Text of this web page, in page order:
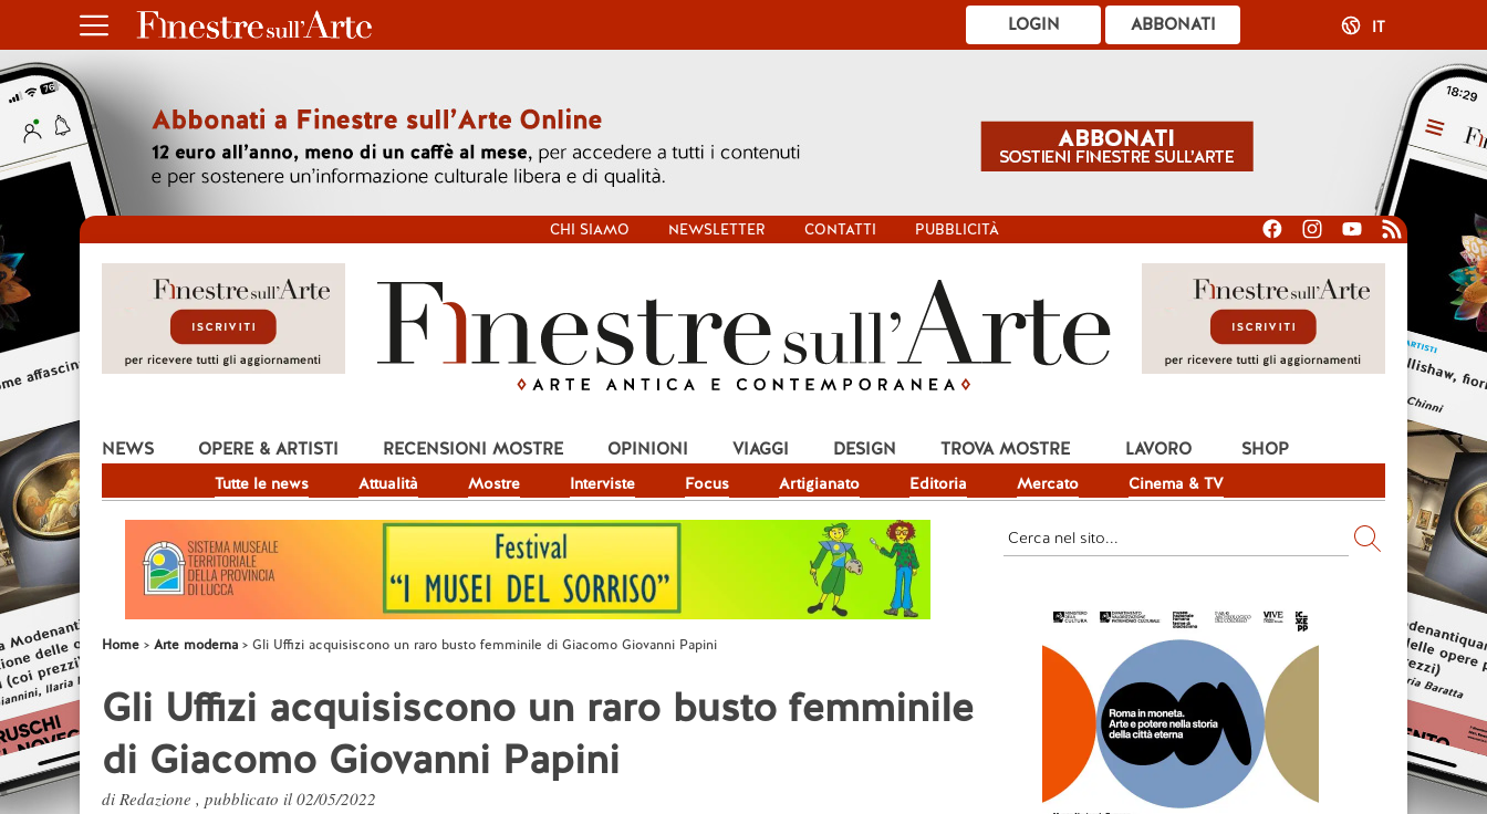
ABBONATI
LOGIN IT
CHI SIAMO NEWSLETTER CONTATTI PUBBLICITÀ
NEWS
Tutte le news Attualità Mostre Interviste Focus Artigianato Editoria Mercato Cinema & TV
OPERE & ARTISTI RECENSIONI MOSTRE OPINIONI VIAGGI DESIGN TROVA MOSTRE LAVORO SHOP
Home Arte moderna Gli Uffizi acquisiscono un raro busto femminile di Giacomo Giovanni Papini
Gli Uffizi acquisiscono un raro busto femminile
di Giacomo Giovanni Papini
di Redazione , pubblicato il 02/05/2022